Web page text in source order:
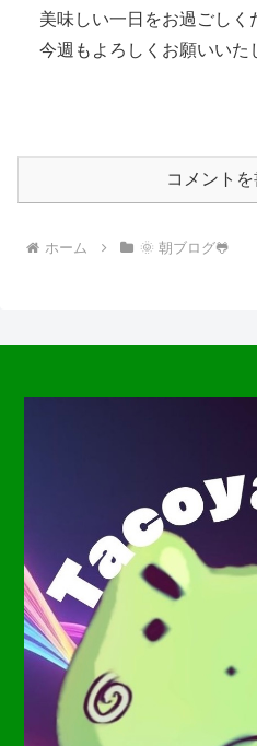
美味しい一日をお過ごしく
今週もよろしくお願いいた
コメント
ホーム 🌞 朝ブログ🐸